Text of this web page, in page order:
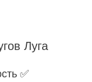
Луга
✅